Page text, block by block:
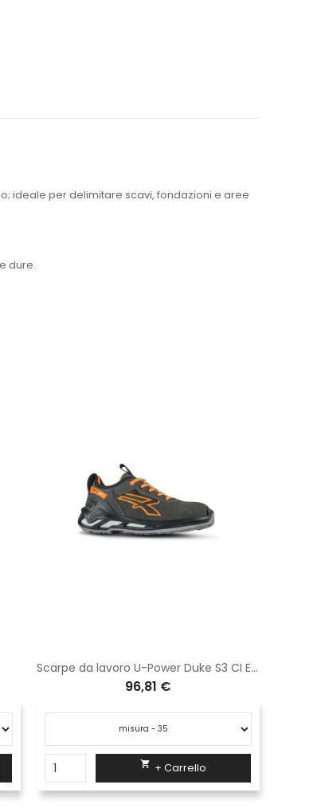
ideale per delimitare scavi, fondazioni e aree
dure.
Scarpe da lavoro U-Power Duke S3 CI ESD SRC RS20124
96,81 €
 + Carrello